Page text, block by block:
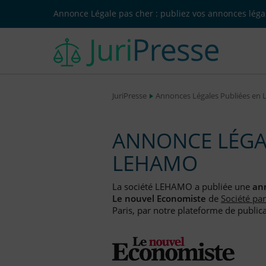
Annonce Légale pas cher : publiez vos annonces
JuriPresse Annonces Légales Publiées en
ANNONCE
LEHAMO
La société LEHAMO a publiée une
Le nouvel Economiste de Société
Paris, par notre plateforme de